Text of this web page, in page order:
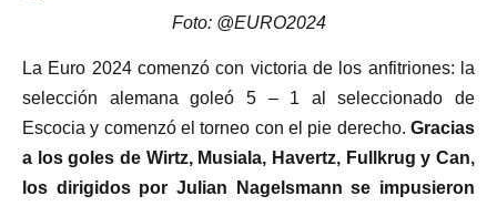
Foto: @EURO2024
La Euro 2024 comenzó con victoria de los anfitriones: la
selección alemana goleó 5 – 1 al seleccionado de
Escocia y comenzó el torneo con el pie derecho. Gracias
a los goles de Wirtz, Musiala, Havertz, Fullkrug y Can,
los dirigidos por Julian Nagelsmann se impusieron